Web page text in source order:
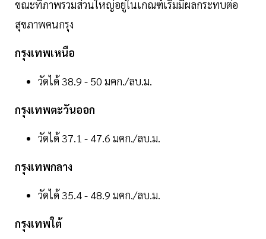
ขณะที่ภาพรวมส่วนใหญ่อยู่ในเกณฑ์เริ่มมีผลกระทบต่อ
สุขภาพคนกรุง
กรุงเทพเหนือ
วัดได้ 38.9 - 50 มคก./ลบ.ม.
กรุงเทพตะวันออก
วัดได้ 37.1 - 47.6 มคก./ลบ.ม.
กรุงเทพกลาง
วัดได้ 35.4 - 48.9 มคก./ลบ.ม.
กรุงเทพใต้